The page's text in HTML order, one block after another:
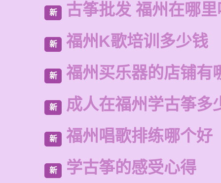
新 古筝批发 福州在哪
新 福州K歌培训多少钱
新 福州买乐器的店铺有
新 成人在福州学古筝多
新 福州唱歌排练哪个好
新 学古筝的感受心得